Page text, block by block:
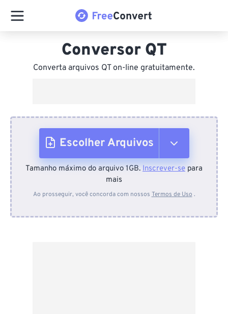
Conversor QT
Converta arquivos QT on-line gratuitamente.
Escolher Arquivos
Do dispositivo
Tamanho máximo do arquivo 1GB. Inscrever-se para
mais
Ao prosseguir, você concorda com nossos Termos de Uso .